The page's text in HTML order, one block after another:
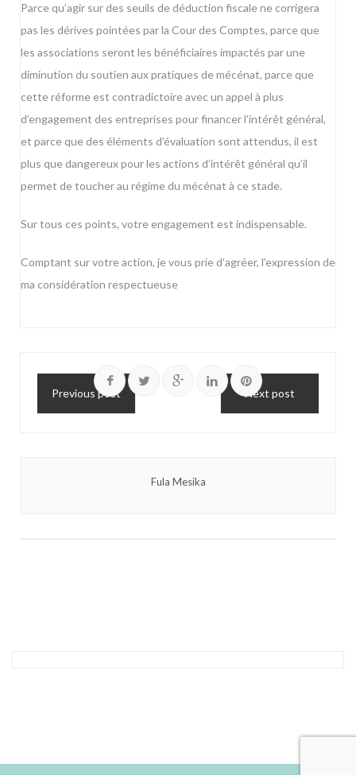
Parce qu’agir sur des seuils de déduction fiscale ne corrigera
pas les dérives pointées par la Cour des Comptes, parce que
les associations seront les bénéficiaires impactés par une
diminution du soutien aux pratiques de mécénat, parce que
cette réforme est contradictoire avec un appel à plus
d’engagement des entreprises pour financer l’intérêt général,
et parce que des éléments d’évaluation sont attendus, il est
plus que dangereux pour les actions d’intérêt général qu’il
permet de toucher au régime du mécénat à ce stade.
Sur tous ces points, votre engagement est indispensable.
Comptant sur votre action, je vous prie d’agréer, l’expression de
ma considération respectueuse
Previous post Next post
Fula Mesika